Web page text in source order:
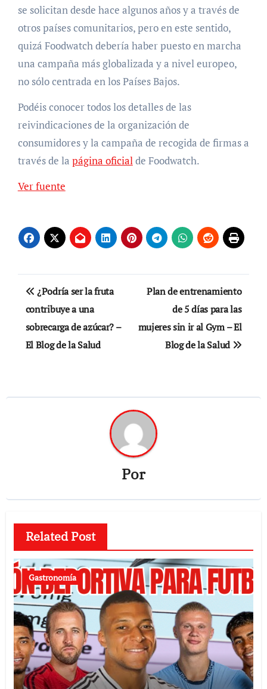
se solicitan desde hace algunos años y a través de
otros países comunitarios, pero en este sentido,
quizá Foodwatch debería haber puesto en marcha
una campaña más globalizada y a nivel europeo,
no sólo centrada en los Países Bajos.
Podéis conocer todos los detalles de las
reivindicaciones de la organización de
consumidores y la campaña de recogida de firmas a
través de la página oficialde Foodwatch.
Ver fuente
Navegación
de
entradas
¿Podría ser la fruta
contribuye a una
sobrecarga de azúcar? –
El Blog de la Salud
Plan de entrenamiento
de 5 días para las
mujeres sin ir al Gym – El
Blog de la Salud
Por
Related Post
Gastronomía